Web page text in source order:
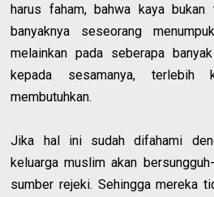
harus faham, bahwa kaya
banyaknya seseorang
melainkan pada seberapa
kepada sesamanya, terlebih
membutuhkan.
Jika hal ini sudah difahami
keluarga muslim akan
sumber rejeki. Sehingga mereka